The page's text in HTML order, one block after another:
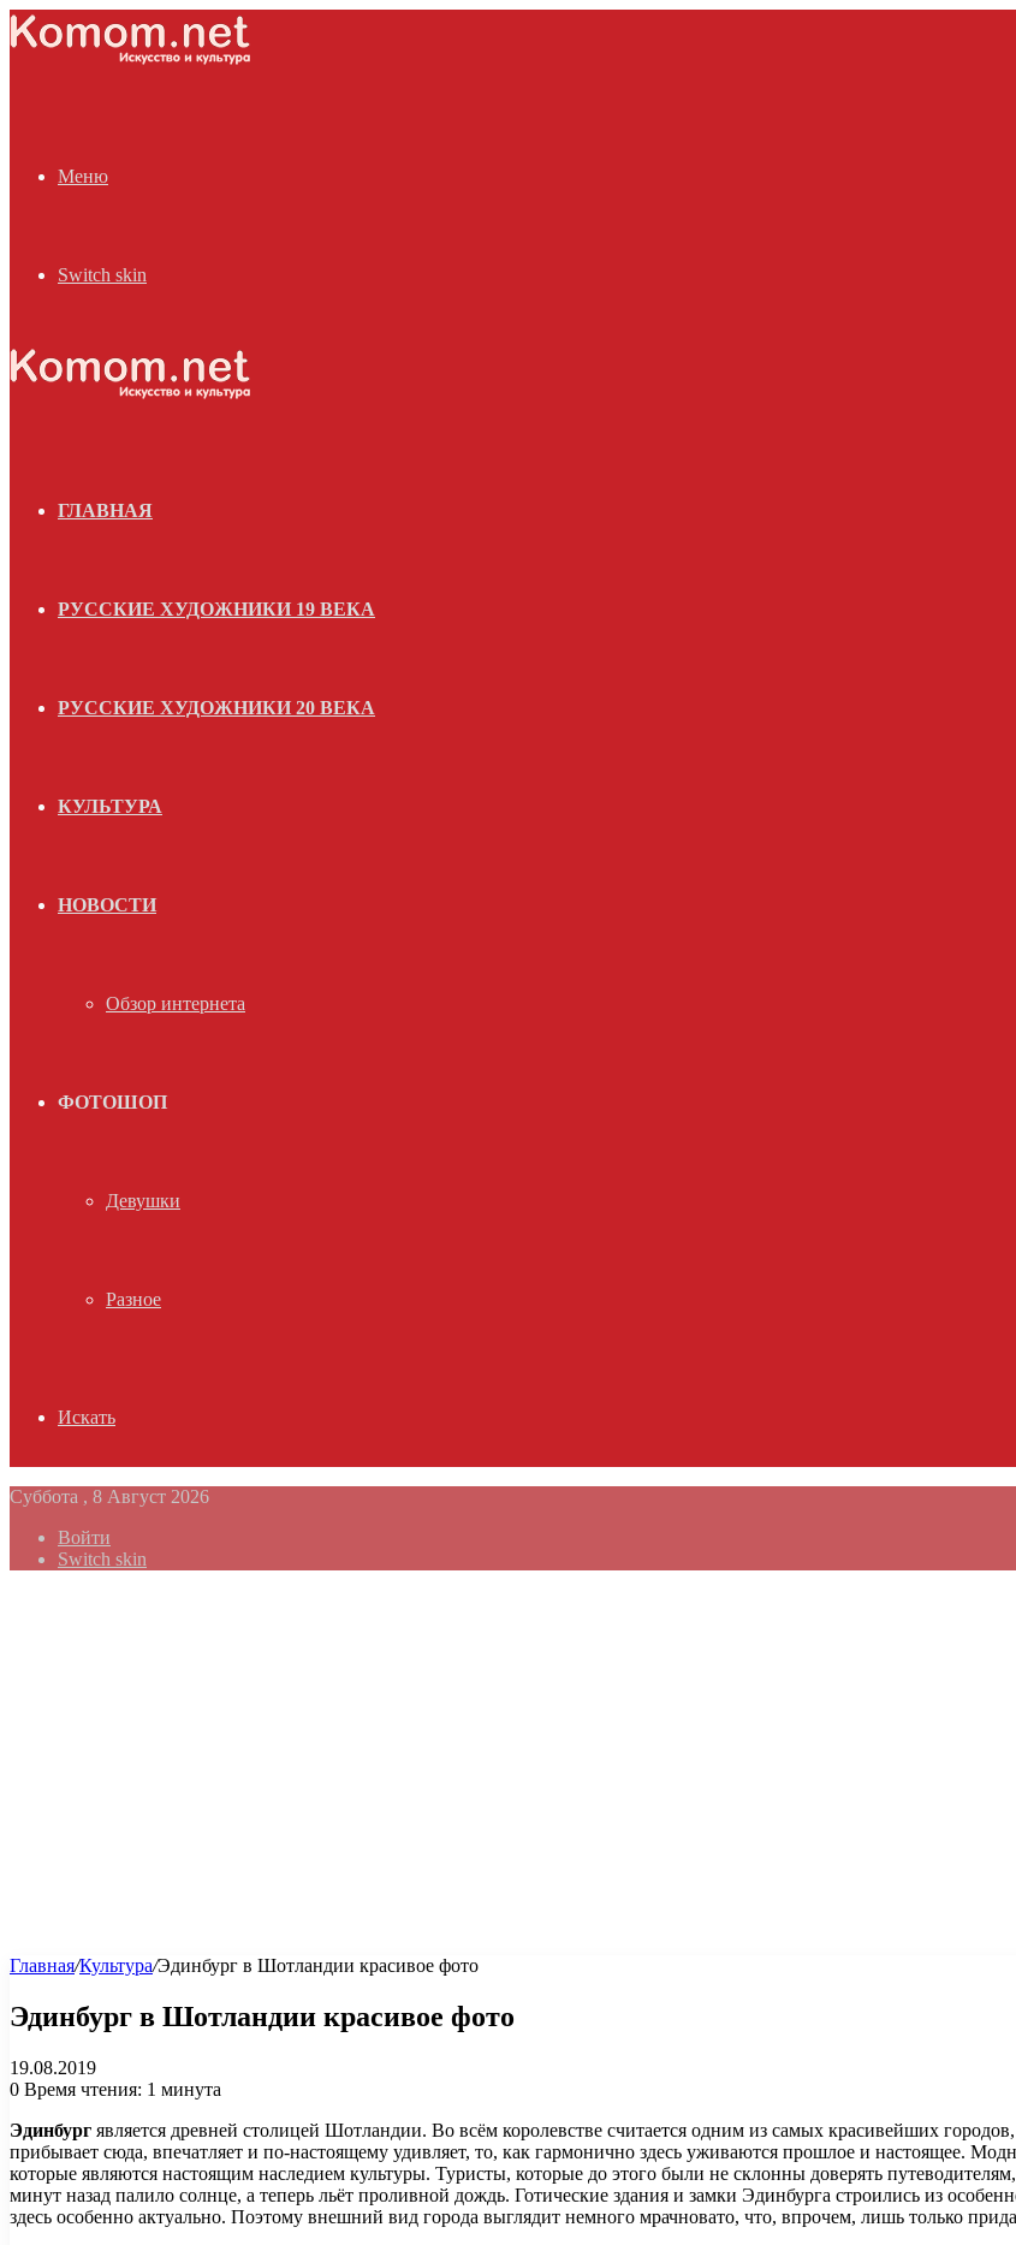
Меню
Switch skin
ГЛАВНАЯ
РУССКИЕ ХУДОЖНИКИ 19 ВЕКА
РУССКИЕ ХУДОЖНИКИ 20 ВЕКА
КУЛЬТУРА
НОВОСТИ
Обзор интернета
ФОТОШОП
Девушки
Разное
Искать
Суббота , 8 Август 2026
Войти
Switch skin
Главная/Культура/Эдинбург в Шотландии красивое фото
Эдинбург в Шотландии красивое фото
19.08.2019
0 Время чтения: 1 минута
Эдинбург является древней столицей Шотландии. Во всём королевстве считается одним из самых красивейших
прибывает сюда, впечатляет и по-настоящему удивляет, то, как гармонично здесь уживаются прошлое и настоящее.
которые являются настоящим наследием культуры. Туристы, которые до этого были не склонны доверять
минут назад палило солнце, а теперь льёт проливной дождь. Готические здания и замки Эдинбурга строились из
здесь особенно актуально. Поэтому внешний вид города выглядит немного мрачновато, что, впрочем, лишь только